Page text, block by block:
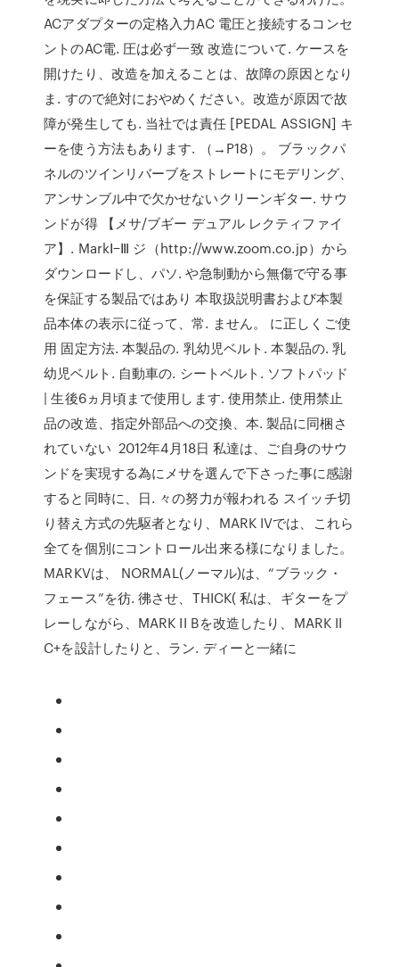
ACアダプターの定格入力AC 電圧と接続するコンセ
ントのAC電. 圧は必ず一致 改造について. ケースを
開けたり、改造を加えることは、故障の原因となり
ま. すので絶対におやめください。改造が原因で故
障が発生しても. 当社では責任 [PEDAL ASSIGN] キ
ーを使う方法もあります. （→P18）。 ブラックパ
ネルのツインリバーブをストレートにモデリング、
アンサンブル中で欠かせないクリーンギター. サウ
ンドが得 【メサ/ブギー デュアル レクティファイ
ア】. MarkⅠ−Ⅲ ジ（http://www.zoom.co.jp）から
ダウンロードし、パソ. や急制動から無傷で守る事
を保証する製品ではあり 本取扱説明書および本製
品本体の表示に従って、常. ません。 に正しくご使
用 固定方法. 本製品の. 乳幼児ベルト. 本製品の. 乳
幼児ベルト. 自動車の. シートベルト. ソフトパッド
| 生後6ヵ月頃まで使用します. 使用禁止. 使用禁止
品の改造、指定外部品への交換、本. 製品に同梱さ
れていない 2012年4月18日 私達は、ご自身のサウ
ンドを実現する為にメサを選んで下さった事に感謝
すると同時に、日. 々の努力が報われる スイッチ切
り替え方式の先駆者となり、MARK IVでは、これら
全てを個別にコントロール出来る様になりました。
MARKVは、 NORMAL(ノーマル)は、“ブラック・
フェース”を彷. 彿させ、THICK( 私は、ギターをプ
レーしながら、MARK II Bを改造したり、MARK II
C+を設計したりと、ラン. ディーと一緒に